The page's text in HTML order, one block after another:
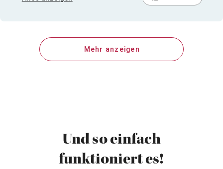
Mehr anzeigen
Und so einfach
funktioniert es!